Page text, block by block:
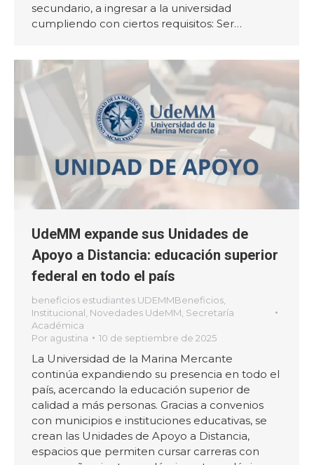
secundario, a ingresar a la universidad
cumpliendo con ciertos requisitos: Ser…
UdeMM expande sus Unidades de
Apoyo a Distancia: educación superior
federal en todo el país
beneficios estudiantes UDEMMBeneficios
Institucional Novedades UdeMM Secretaría
Académica
Por agustina 10 de septiembre de 2025
La Universidad de la Marina Mercante
continúa expandiendo su presencia en todo el
país, acercando la educación superior de
calidad a más personas. Gracias a convenios
con municipios e instituciones educativas, se
crean las Unidades de Apoyo a Distancia,
espacios que permiten cursar carreras con